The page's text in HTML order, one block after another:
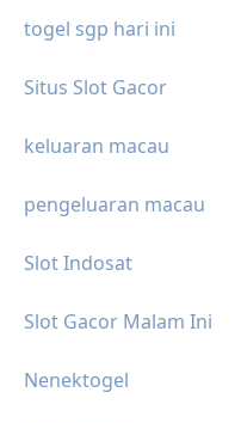
togel sgp hari ini
Situs Slot Gacor
keluaran macau
pengeluaran macau
Slot Indosat
Slot Gacor Malam Ini
Nenektogel